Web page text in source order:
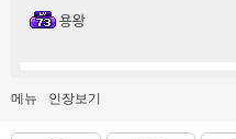
용왕
메뉴 인장보기